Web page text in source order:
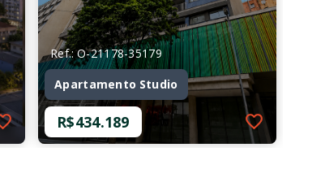
Ref.: O-21178-35179
Apartamento Studio
R$434.189